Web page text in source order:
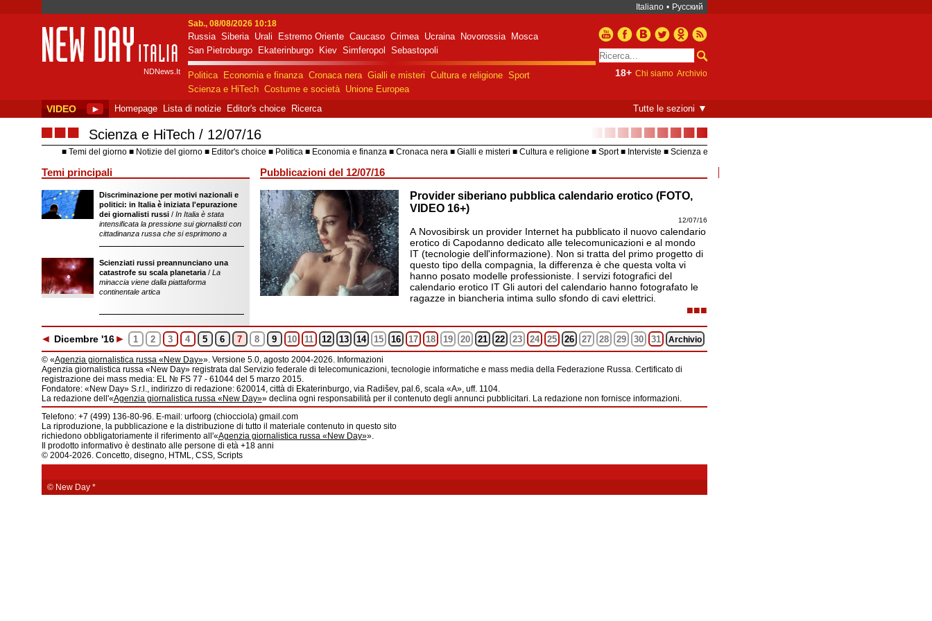
Italiano • Русский
New Day Italia
NDNews.It
Sab., 08/08/2026 10:18
Russia Siberia Urali Estremo Oriente Caucaso Crimea Ucraina Novorossia
Mosca
San Pietroburgo
Ekaterinburgo Kiev Simferopol Sebastopoli
Politica Economia e finanza Cronaca nera Gialli e misteri Cultura e religione Sport
Scienza e HiTech Costume e società Unione Europea
18+ Chi siamo Archivio
VIDEO ► Homepage Lista di notizie Editor's choice Ricerca Tutte le sezioni ▼
■■■ Scienza e HiTech 12/07/16 ■■■■■■■■■
Temi del giorno Notizie del giorno Editor's choice Politica Economia e finanza Cronaca nera Gialli e misteri Cultura e religione Sport Interviste
Scienza e
Pubblicazioni del 12/07/16
Provider siberiano pubblica calendario erotico (FOTO,
VIDEO 16+)
12/07/16
A Novosibirsk un provider Internet ha pubblicato il nuovo calendario
erotico di Capodanno dedicato alle telecomunicazioni e al mondo
IT (tecnologie dell'informazione). Non si tratta del primo progetto di
questo tipo della compagnia, la differenza è che questa volta vi
hanno posato modelle professioniste. I servizi fotografici del
calendario erotico IT Gli autori del calendario hanno fotografato le
ragazze in biancheria intima sullo sfondo di cavi elettrici.
■■■
Temi principali
Discriminazione per motivi nazionali e
politici: in Italia è iniziata l'epurazione
dei giornalisti russi/ In Italia è stata
intensificata la pressione sui giornalisti con
cittadinanza russa che si esprimono a
sostegno dell'operazione militare speciale
della Federazione Russa in Ucraina
Scienziati russi preannunciano una
catastrofe su scala planetaria/ La
minaccia viene dalla piattaforma
continentale artica
◄ Dicembre'16► 1 2 3 4 5 6 7 8 9 10 11 12 13 14 15 16 17 18 19 20 21 22 23 24 25 26 27 28 29 30 31 Archivio
© «Agenzia giornalistica russa «New Day»». Versione 5.0, agosto 2004-2026. Informazioni
Agenzia giornalistica russa «New Day» registrata dal Servizio federale di telecomunicazioni, tecnologie informatiche e mass media della Federazione Russa. Certificato di
registrazione dei mass media: EL № FS 77 - 61044 del 5 marzo 2015.
Fondatore: «New Day» S.r.l., indirizzo di redazione: 620014, città di Ekaterinburgo, via Radišev, pal.6, scala «А», uff. 1104.
La redazione dell'«Agenzia giornalistica russa «New Day»» declina ogni responsabilità per il contenuto degli annunci pubblicitari. La redazione non fornisce informazioni.
Telefono: +7 (499) 136-80-96. E-mail: urfoorg (chiocciola) gmail.com
La riproduzione, la pubblicazione e la distribuzione di tutto il materiale contenuto in questo sito
richiedono obbligatoriamente il riferimento all'«Agenzia giornalistica russa «New Day»».
Il prodotto informativo è destinato alle persone di età +18 anni
© 2004-2026. Concetto, disegno, HTML, CSS, Scripts
© New Day *